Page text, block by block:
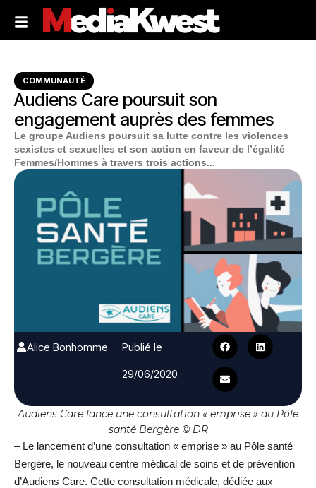
COMMUNAUTÉ
Audiens Care poursuit son
engagement auprès des femmes
Le groupe Audiens poursuit sa lutte contre les violences
sexistes et sexuelles et son action en faveur de l’égalité
Femmes/Hommes à travers trois actions...
Alice Bonhomme
Publié le
29/06/2020
Audiens Care lance une consultation « emprise » au Pôle
santé Bergère © DR
– Le lancement d’une consultation « emprise » au Pôle santé
Bergère, le nouveau centre médical de soins et de prévention
d’Audiens Care. Cette consultation médicale, dédiée aux